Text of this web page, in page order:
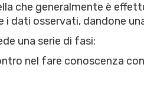
che generalmente è
dati osservati, dandone
una serie di fasi:
nel fare conoscenza